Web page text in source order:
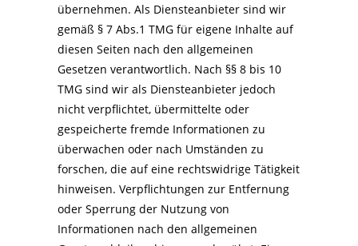
übernehmen. Als Diensteanbieter sind wir
gemäß § 7 Abs.1 TMG für eigene Inhalte auf
diesen Seiten nach den allgemeinen
Gesetzen verantwortlich. Nach §§ 8 bis 10
TMG sind wir als Diensteanbieter jedoch
nicht verpflichtet, übermittelte oder
gespeicherte fremde Informationen zu
überwachen oder nach Umständen zu
forschen, die auf eine rechtswidrige Tätigkeit
hinweisen. Verpflichtungen zur Entfernung
oder Sperrung der Nutzung von
Informationen nach den allgemeinen